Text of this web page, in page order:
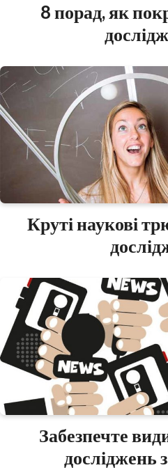
8 порад, як
Круті наукові
Забезпечте
досліджень